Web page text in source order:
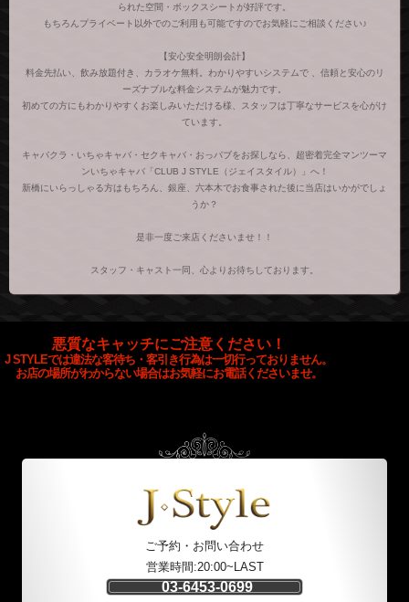
られた空間・ボックスシートが好評です。
もちろんプライベート以外でのご利用も可能ですのでお気軽にご相談ください♪
【安心安全明朗会計】
料金先払い、飲み放題付き、カラオケ無料。わかりやすいシステムで 、信頼と安心のリ
ーズナブルな料金システムが魅力です。
初めての方にもわかりやすくお楽しみいただける様、スタッフは丁寧なサービスを心がけ
ています。
キャバクラ・いちゃキャバ・セクキャバ・おっパブをお探しなら、超密着完全マンツーマ
ンいちゃキャバ「CLUB J STYLE（ジェイスタイル）」へ！
新橋にいらっしゃる方はもちろん、銀座、六本木でお食事された後に当店はいかがでしょ
うか？
是非一度ご来店くださいませ！！
スタッフ・キャスト一同、心よりお待ちしております。
悪質なキャッチにご注意ください！
J STYLEでは違法な客待ち・客引き行為は一切行っておりません。
お店の場所がわからない場合はお気軽にお電話くださいませ。
ご予約・お問い合わせ
営業時間:20:00~LAST
03-6453-0699